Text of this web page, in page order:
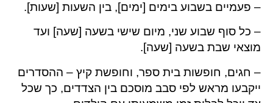
– פעמיים בשבוע בימים [ימים], בין השעות [שעות].
– כל סוף שבוע שני, מיום שישי בשעה [שעה] ועד
מוצאי שבת בשעה [שעה].
– חגים, חופשות בית ספר, וחופשת קיץ – ההסדרים
ייקבעו מראש לפי סבב מוסכם בין הצדדים, כך שכל